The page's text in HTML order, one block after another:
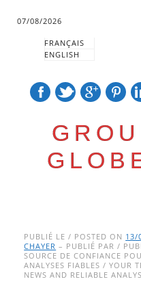
07/08/2026
FRANÇAIS
ENGLISH
Main menu
to
content
PUBLIÉ LE / POSTED ON 13/
CHAYER – PUBLIÉ PAR /
SOURCE DE CONFIANCE
ANALYSES FIABLES / YOUR
NEWS AND RELIABLE